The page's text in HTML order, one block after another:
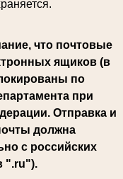
что почтовые
ящиков (в
по
при
Отправка и
должна
с российских
".ru").